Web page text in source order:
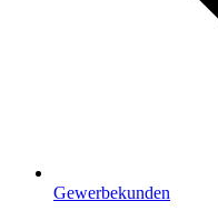
Gewerbekunden